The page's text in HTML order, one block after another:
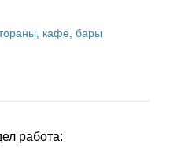
кафе, бары
работа: